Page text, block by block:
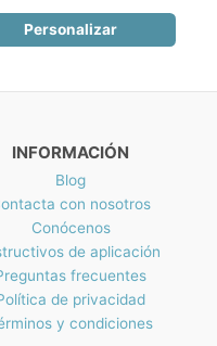
precios:
desde
hasta
Personalizar
INFORMACIÓN
Blog
con nosotros
Conócenos
de aplicación
frecuentes
de privacidad
y condiciones